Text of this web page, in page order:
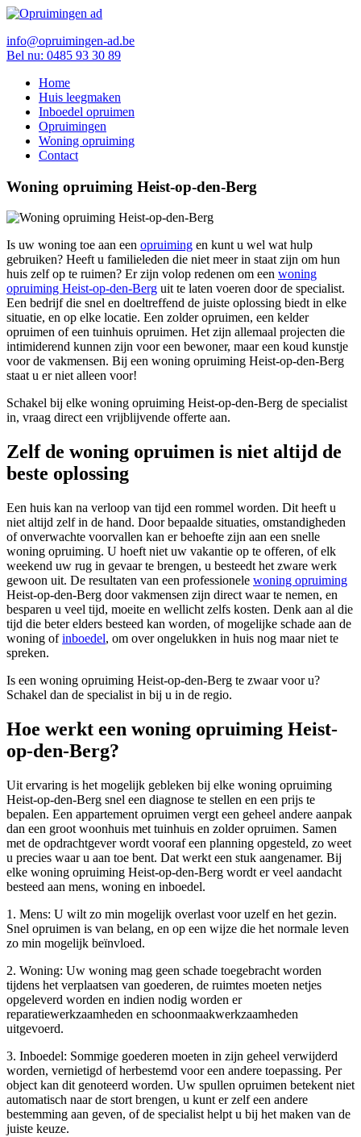
info@opruimingen-ad.be
Bel nu: 0485 93 30 89
Home
Huis leegmaken
Inboedel opruimen
Opruimingen
Woning opruiming
Contact
Woning opruiming Heist-op-den-Berg
Is uw woning toe aan een opruiming en kunt u wel wat hulp
gebruiken? Heeft u familieleden die niet meer in staat zijn om hun
huis zelf op te ruimen? Er zijn volop redenen om een woning
opruiming Heist-op-den-Berg uit te laten voeren door de specialist.
Een bedrijf die snel en doeltreffend de juiste oplossing biedt in elke
situatie, en op elke locatie. Een zolder opruimen, een kelder
opruimen of een tuinhuis opruimen. Het zijn allemaal projecten die
intimiderend kunnen zijn voor een bewoner, maar een koud kunstje
voor de vakmensen. Bij een woning opruiming Heist-op-den-Berg
staat u er niet alleen voor!
Schakel bij elke woning opruiming Heist-op-den-Berg de specialist
in, vraag direct een vrijblijvende offerte aan.
Zelf de woning opruimen is niet altijd de
beste oplossing
Een huis kan na verloop van tijd een rommel worden. Dit heeft u
niet altijd zelf in de hand. Door bepaalde situaties, omstandigheden
of onverwachte voorvallen kan er behoefte zijn aan een snelle
woning opruiming. U hoeft niet uw vakantie op te offeren, of elk
weekend uw rug in gevaar te brengen, u besteedt het zware werk
gewoon uit. De resultaten van een professionele woning opruiming
Heist-op-den-Berg door vakmensen zijn direct waar te nemen, en
besparen u veel tijd, moeite en wellicht zelfs kosten. Denk aan al die
tijd die beter elders besteed kan worden, of mogelijke schade aan de
woning ofinboedel, om over ongelukken in huis nog maar niet te
spreken.
Is een woning opruiming Heist-op-den-Berg te zwaar voor u?
Schakel dan de specialist in bij u in de regio.
Hoe werkt een woning opruiming Heist-
op-den-Berg?
Uit ervaring is het mogelijk gebleken bij elke woning opruiming
Heist-op-den-Berg snel een diagnose te stellen en een prijs te
bepalen. Een appartement opruimen vergt een geheel andere aanpak
dan een groot woonhuis met tuinhuis en zolder opruimen. Samen
met de opdrachtgever wordt vooraf een planning opgesteld, zo weet
u precies waar u aan toe bent. Dat werkt een stuk aangenamer. Bij
elke woning opruiming Heist-op-den-Berg wordt er veel aandacht
besteed aan mens, woning en inboedel.
1. Mens: U wilt zo min mogelijk overlast voor uzelf en het gezin.
Snel opruimen is van belang, en op een wijze die het normale leven
zo min mogelijk beïnvloed.
2. Woning: Uw woning mag geen schade toegebracht worden
tijdens het verplaatsen van goederen, de ruimtes moeten netjes
opgeleverd worden en indien nodig worden er
reparatiewerkzaamheden en schoonmaakwerkzaamheden
uitgevoerd.
3. Inboedel: Sommige goederen moeten in zijn geheel verwijderd
worden, vernietigd of herbestemd voor een andere toepassing. Per
object kan dit genoteerd worden. Uw spullen opruimen betekent niet
automatisch naar de stort brengen, u kunt er zelf een andere
bestemming aan geven, of de specialist helpt u bij het maken van de
juiste keuze.